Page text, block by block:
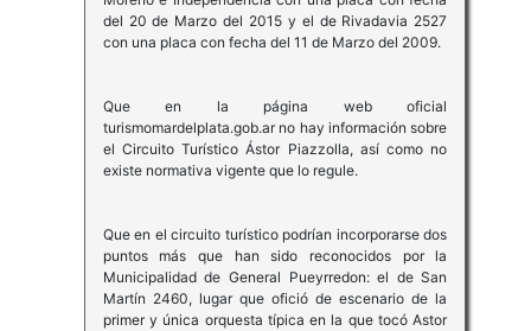
del 20 de Marzo del 2015 y el de Rivadavia 2527
con una placa con fecha del 11 de Marzo del 2009.
Que en la página web oficial
turismomardelplata.gob.ar no hay información sobre
el Circuito Turístico Ástor Piazzolla, así como no
existe normativa vigente que lo regule.
Que en el circuito turístico podrían incorporarse dos
puntos más que han sido reconocidos por la
Municipalidad de General Pueyrredon: el de San
Martín 2460, lugar que ofició de escenario de la
primer y única orquesta típica en la que tocó Astor